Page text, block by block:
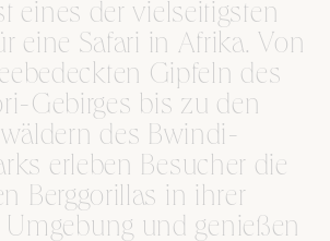
eines der vielseitigsten
eine Safari in Afrika. Von
Gipfeln des
Gebirges bis zu den
des Bwindi-
erleben Besucher die
Berggorillas in ihrer
und genießen